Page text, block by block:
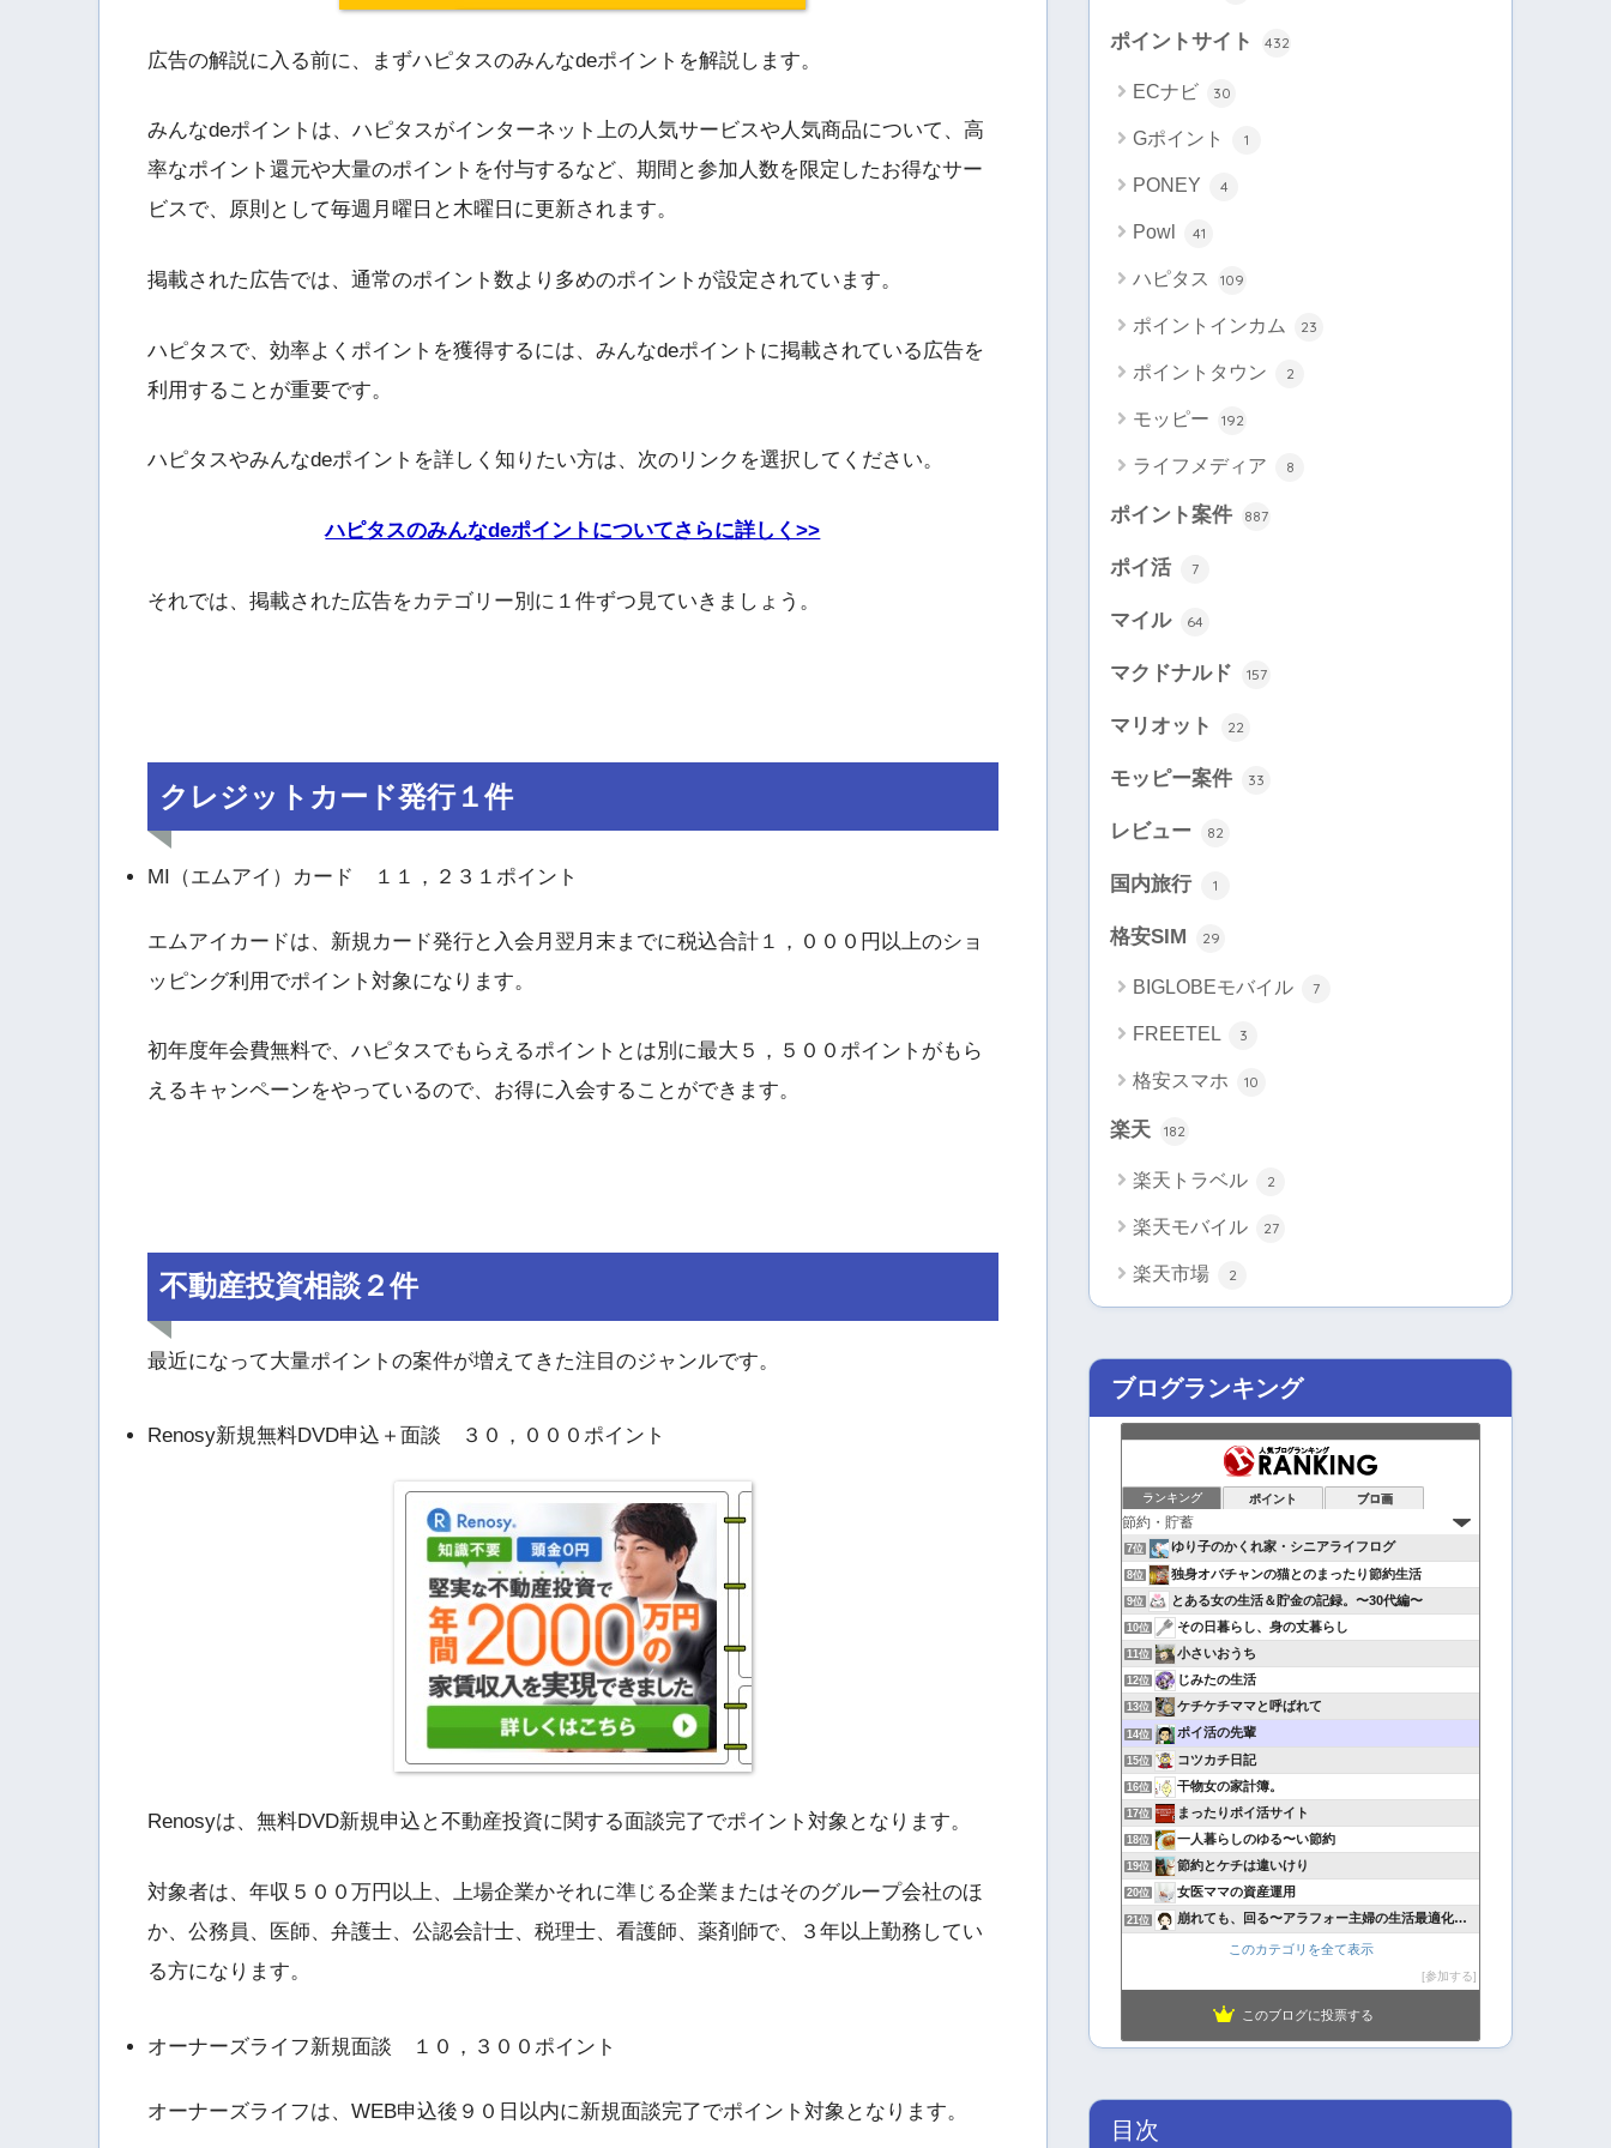
広告の解説に入る前に、まずハピタスのみんなdeポイントを解説します。
みんなdeポイントは、ハピタスがインターネット上の人気サービスや人気商品について、高
率なポイント還元や大量のポイントを付与するなど、期間と参加人数を限定したお得なサー
ビスで、原則として毎週月曜日と木曜日に更新されます。
掲載された広告では、通常のポイント数より多めのポイントが設定されています。
ハピタスで、効率よくポイントを獲得するには、みんなdeポイントに掲載されている広告を
利用することが重要です。
ハピタスやみんなdeポイントを詳しく知りたい方は、次のリンクを選択してください。
ハピタスのみんなdeポイントについてさらに詳しく>>
それでは、掲載された広告をカテゴリー別に１件ずつ見ていきましょう。
クレジットカード発行１件
MI（エムアイ）カード １１，２３１ポイント
エムアイカードは、新規カード発行と入会月翌月末までに税込合計１，０００円以上のショ
ッピング利用でポイント対象になります。
初年度年会費無料で、ハピタスでもらえるポイントとは別に最大５，５００ポイントがもら
えるキャンペーンをやっているので、お得に入会することができます。
不動産投資相談２件
最近になって大量ポイントの案件が増えてきた注目のジャンルです。
Renosy新規無料DVD申込＋面談 ３０，０００ポイント
Renosyは、無料DVD新規申込と不動産投資に関する面談完了でポイント対象となります。
対象者は、年収５００万円以上、上場企業かそれに準じる企業またはそのグループ会社のほ
か、公務員、医師、弁護士、公認会計士、税理士、看護師、薬剤師で、３年以上勤務してい
る方になります。
オーナーズライフ新規面談 １０，３００ポイント
オーナーズライフは、WEB申込後９０日以内に新規面談完了でポイント対象となります。
ポイントサイト 432
ECナビ 30
Gポイント 1
PONEY 4
Powl 41
ハピタス 109
ポイントインカム 23
ポイントタウン 2
モッピー 192
ライフメディア 8
ポイント案件 887
ポイ活 7
マイル 64
マクドナルド 157
マリオット 22
モッピー案件 33
レビュー 82
国内旅行 1
格安SIM 29
BIGLOBEモバイル 7
FREETEL 3
格安スマホ 10
楽天 182
楽天トラベル 2
楽天モバイル 27
楽天市場 2
ブログランキング
ランキング ポイント ブロ画
7位 ゆり子のかくれ家・シニアライフログ
8位 独身オバチャンの猫とのまったり節約生活
9位 とある女の生活＆貯金の記録。〜30代編〜
10位 その日暮らし、身の丈暮らし
11位 小さいおうち
12位 じみたの生活
13位 ケチケチママと呼ばれて
14位 ポイ活の先輩
15位 コツカチ日記
16位 干物女の家計簿。
17位 まったりポイ活サイト
18位 一人暮らしのゆる〜い節約
19位 節約とケチは違いけり
20位 女医ママの資産運用
21位 崩れても、回る〜アラフォー主婦の生活最適化日記
このカテゴリを全て表示
参加する
このブログに投票する
目次